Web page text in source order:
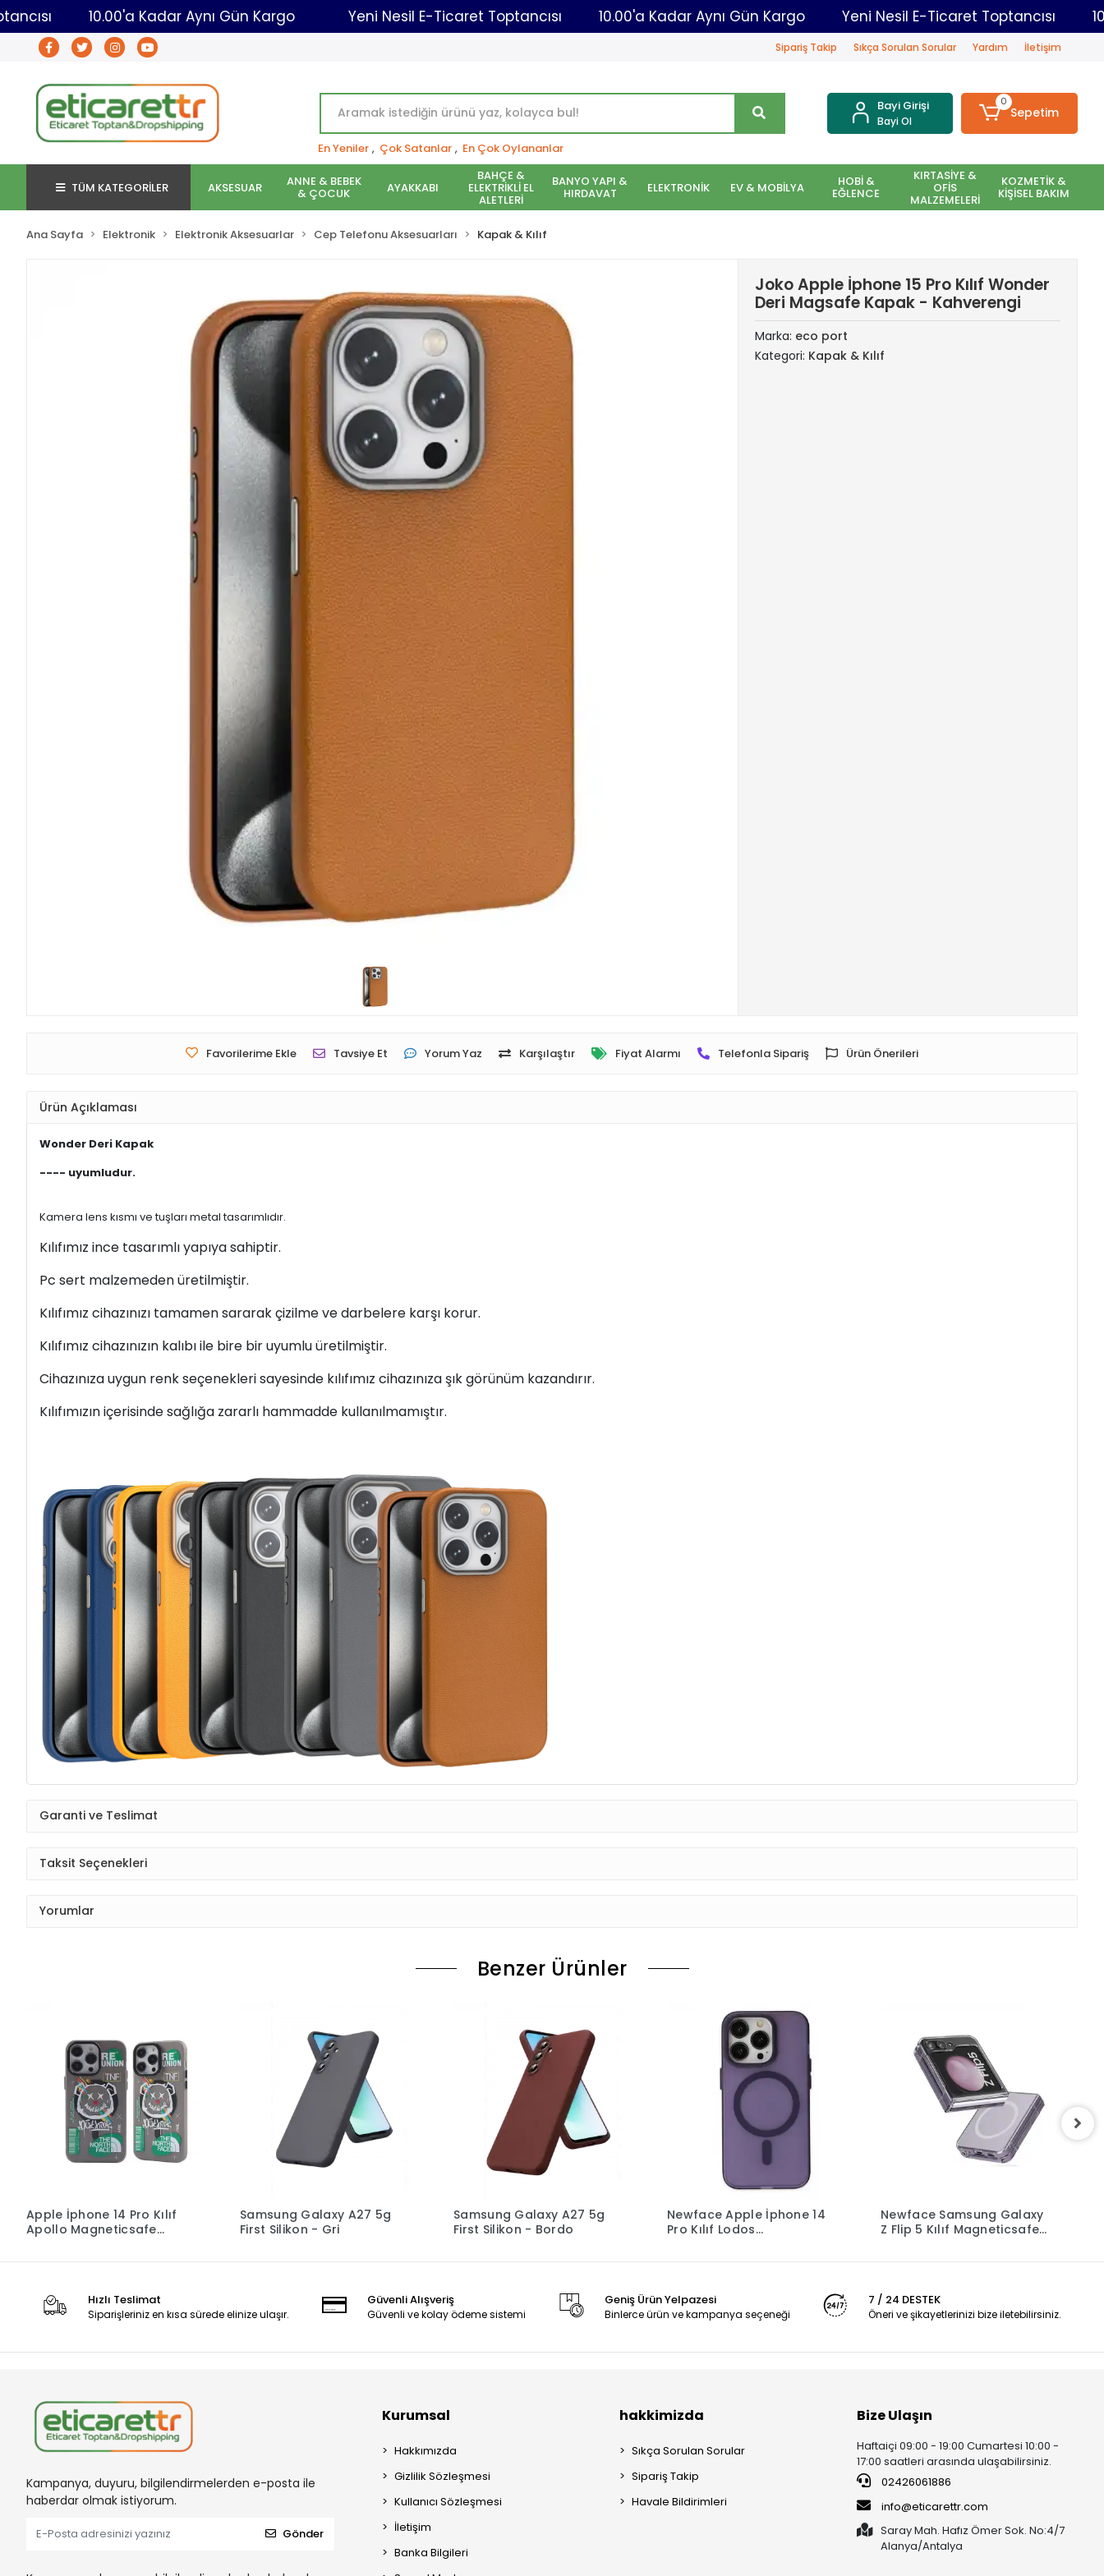
Toptancısı 10.00'a Kadar Aynı Gün Kargo Yeni Nesil E-Ticaret Toptancısı 10.00'a Kadar Aynı Gün Kargo Yeni Nesil E-Ticaret
Sipariş Takip Sıkça Sorulan Sorular Yardım İletişim
En Yeniler , Çok Satanlar , En Çok Oylananlar
Bayi Girişi
Bayi Ol
0
Sepetim
TÜM KATEGORİLER AKSESUAR ANNE & BEBEK
& ÇOCUK AYAKKABI
BAHÇE &
ELEKTRİKLİ EL
ALETLERİ
BANYO YAPI &
HIRDAVAT ELEKTRONİK EV & MOBİLYA HOBİ &
EĞLENCE
KIRTASİYE &
OFİS
MALZEMELERİ
KOZMETİK &
KİŞİSEL BAKIM
Ana Sayfa Elektronik Elektronik Aksesuarlar Cep Telefonu Aksesuarları Kapak & Kılıf
Joko Apple İphone 15 Pro Kılıf Wonder
Deri Magsafe Kapak - Kahverengi
Marka: eco port
Kategori: Kapak & Kılıf
Favorilerime Ekle Tavsiye Et Yorum Yaz Karşılaştır Fiyat Alarmı Telefonla Sipariş Ürün Önerileri
Ürün Açıklaması
Wonder Deri Kapak
---- uyumludur.
Kamera lens kısmı ve tuşları metal tasarımlıdır.
Kılıfımız ince tasarımlı yapıya sahiptir.
Pc sert malzemeden üretilmiştir.
Kılıfımız cihazınızı tamamen sararak çizilme ve darbelere karşı korur.
Kılıfımız cihazınızın kalıbı ile bire bir uyumlu üretilmiştir.
Cihazınıza uygun renk seçenekleri sayesinde kılıfımız cihazınıza şık görünüm kazandırır.
Kılıfımızın içerisinde sağlığa zararlı hammadde kullanılmamıştır.
Garanti ve Teslimat
Taksit Seçenekleri
Yorumlar
Benzer Ürünler
Apple İphone 14 Pro Kılıf
Apollo Magneticsafe
Samsung Galaxy A27 5g
First Silikon - Gri
Samsung Galaxy A27 5g
First Silikon - Bordo
Newface Apple İphone 14
Pro Kılıf Lodos
Newface Samsung Galaxy
Z Flip 5 Kılıf Magneticsafe
Hızlı Teslimat
Siparişleriniz en kısa sürede elinize ulaşır.
Güvenli Alışveriş
Güvenli ve kolay ödeme sistemi
Geniş Ürün Yelpazesi
Binlerce ürün ve kampanya seçeneği
7 / 24 DESTEK
Öneri ve şikayetlerinizi bize iletebilirsiniz.
Kampanya, duyuru, bilgilendirmelerden e-posta ile
haberdar olmak istiyorum.
Gönder
Kurumsal
Hakkımızda
Gizlilik Sözleşmesi
Kullanıcı Sözleşmesi
İletişim
Banka Bilgileri
hakkimizda
Sıkça Sorulan Sorular
Sipariş Takip
Havale Bildirimleri
Bize Ulaşın
Haftaiçi 09:00 - 19:00 Cumartesi 10:00 -
17:00 saatleri arasında ulaşabilirsiniz.
02426061886
info@eticarettr.com
Saray Mah. Hafız Ömer Sok. No:4/7
Alanya/Antalya